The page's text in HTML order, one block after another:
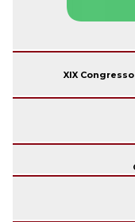
XIX Congresso